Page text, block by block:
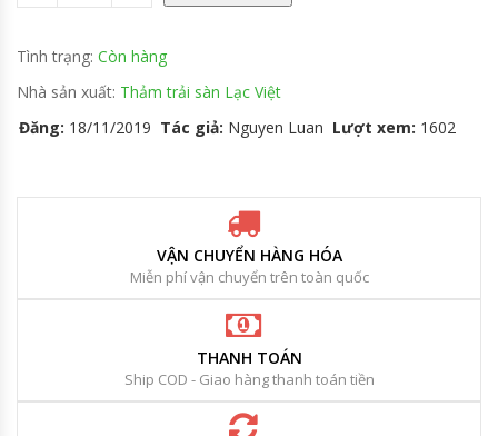
Tình trạng: Còn hàng
Nhà sản xuất: Thảm trải sàn Lạc Việt
Đăng: 18/11/2019 Tác giả: Nguyen Luan Lượt xem: 1602
VẬN CHUYỂN HÀNG HÓA
Miễn phí vận chuyển trên toàn quốc
THANH TOÁN
Ship COD - Giao hàng thanh toán tiền